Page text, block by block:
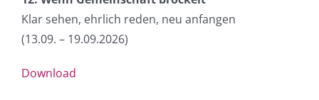
Klar sehen, ehrlich reden, neu anfangen
(13.09. – 19.09.2026)
Download